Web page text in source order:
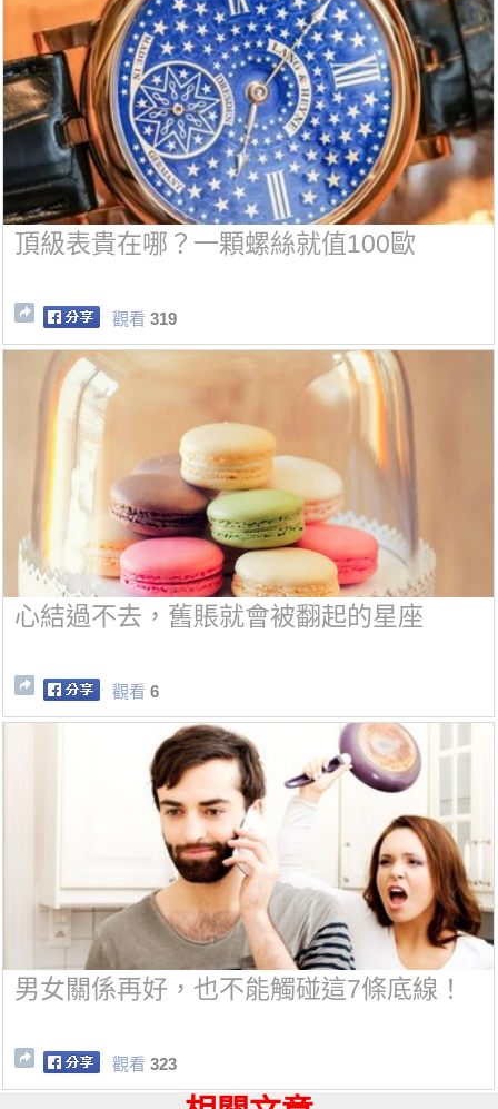
頂級表貴在哪？一顆螺絲就值100歐
觀看 319
心結過不去，舊賬就會被翻起的星座
觀看 6
男女關係再好，也不能觸碰這7條底線！
觀看 323